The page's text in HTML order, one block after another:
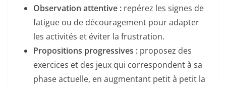
Observation attentive : repérez les signes de
fatigue ou de découragement pour adapter
les activités et éviter la frustration.
Propositions progressives : proposez des
exercices et des jeux qui correspondent à sa
phase actuelle, en augmentant petit à petit la